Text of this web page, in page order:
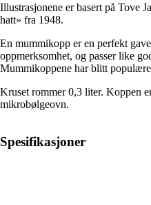
Illustrasjonene er basert på Tove
hatt» fra 1948.
En mummikopp er en perfekt
oppmerksomhet, og passer like
Mummikoppene har blitt
Kruset rommer 0,3 liter. Koppen
mikrobølgeovn.
Spesifikasjoner